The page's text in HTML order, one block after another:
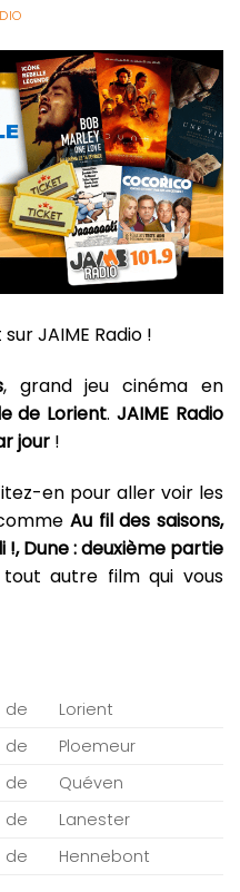
JAIME Radio !
, grand jeu cinéma en
de Lorient.JAIME Radio
jour !
en pour aller voir les
Au fil des saisons,
!, Dune : deuxième partie
autre film qui vous
de
Lorient
de
Ploemeur
de
Quéven
de
Lanester
de Hennebont